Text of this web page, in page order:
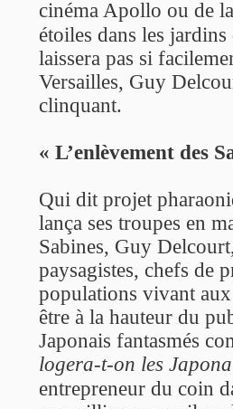
cinéma Apollo ou de
étoiles dans les
laissera pas si
Versailles, Guy
clinquant.
« L’enlèvement des
Qui dit projet
lança ses troupes en
Sabines, Guy
paysagistes, chefs de
populations vivant
être à la hauteur du
Japonais fantasmés
logera-t-on les
entrepreneur du coin